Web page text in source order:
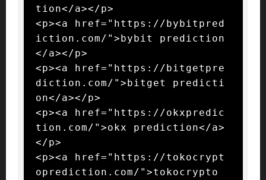
tion</a></p>
<p><a href="https://bybitpred
iction.com/">bybit prediction
</a></p>
<p><a href="https://bitgetpre
diction.com/">bitget predicti
on</a></p>
<p><a href="https://okxpredic
tion.com/">okx prediction</a>
</p>
<p><a href="https://tokocrypt
oprediction.com/">tokocrypto